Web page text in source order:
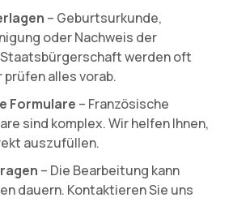
– Geburtsurkunde,
oder Nachweis der
werden oft
alles vorab.
Formulare – Französische
sind komplex. Wir helfen Ihnen,
auszufüllen.
– Die Bearbeitung kann
dauern. Kontaktieren Sie uns